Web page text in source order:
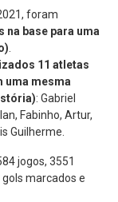
foram
base para uma
11 atletas
uma mesma
: Gabriel
Fabinho, Artur,
Guilherme.
jogos, 3551
marcados e